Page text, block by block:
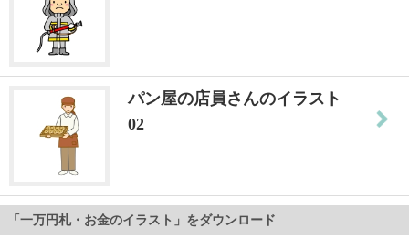
パン屋の店員さんのイラスト
02
「一万円札・お金のイラスト」をダウンロード